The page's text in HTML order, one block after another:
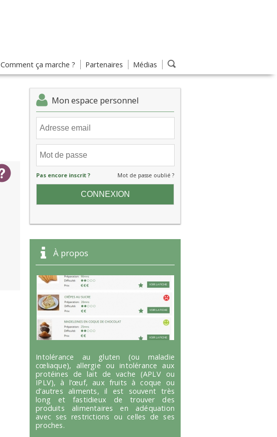
Comment ça marche ? Partenaires Médias
Mon espace personnel
Pas encore inscrit ? Mot de passe oublié ?
À propos
Intolérance au gluten (ou maladie
cœliaque), allergie ou intolérance aux
protéines de lait de vache (APLV ou
IPLV), à l’œuf, aux fruits à coque ou
d’autres aliments, il est souvent très
long et fastidieux de trouver des
produits alimentaires en adéquation
avec ses restrictions ou celles de ses
proches.